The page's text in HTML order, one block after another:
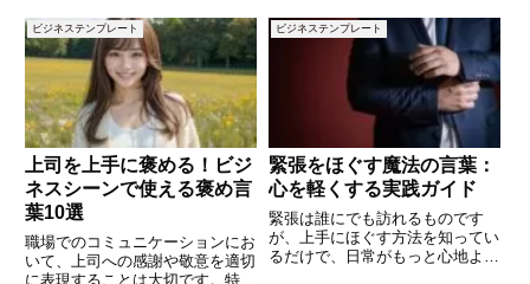
やキャリアプランにいたるまで、
「青写真を描く」行為は私たちの
人生を大きく左右する大切なステ
ップとなります。本記事では、こ
入者の間の信頼関係を補完し、取
引のスムーズな進行を支える重要
な決済手段です。しかし、具体的
な仕組みや種類について理解
ビジネステンプレート
上司を上手に褒める！ビジ
ネスシーンで使える褒め言
葉10選
職場でのコミュニケーションにお
いて、上司への感謝や敬意を適切
に表現することは大切です。特
ビジネステンプレート
緊張をほぐす魔法の言葉：
心を軽くする実践ガイド
緊張は誰にでも訪れるものです
が、上手にほぐす方法を知ってい
るだけで、日常がもっと心地よく